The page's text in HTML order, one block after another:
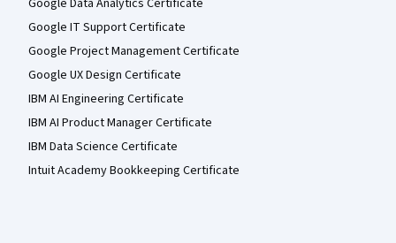
Google Data Analytics Certificate
Google IT Support Certificate
Google Project Management Certificate
Google UX Design Certificate
IBM AI Engineering Certificate
IBM AI Product Manager Certificate
IBM Data Science Certificate
Intuit Academy Bookkeeping Certificate